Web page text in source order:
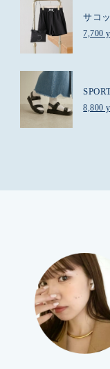
サコ
7,700
8,800